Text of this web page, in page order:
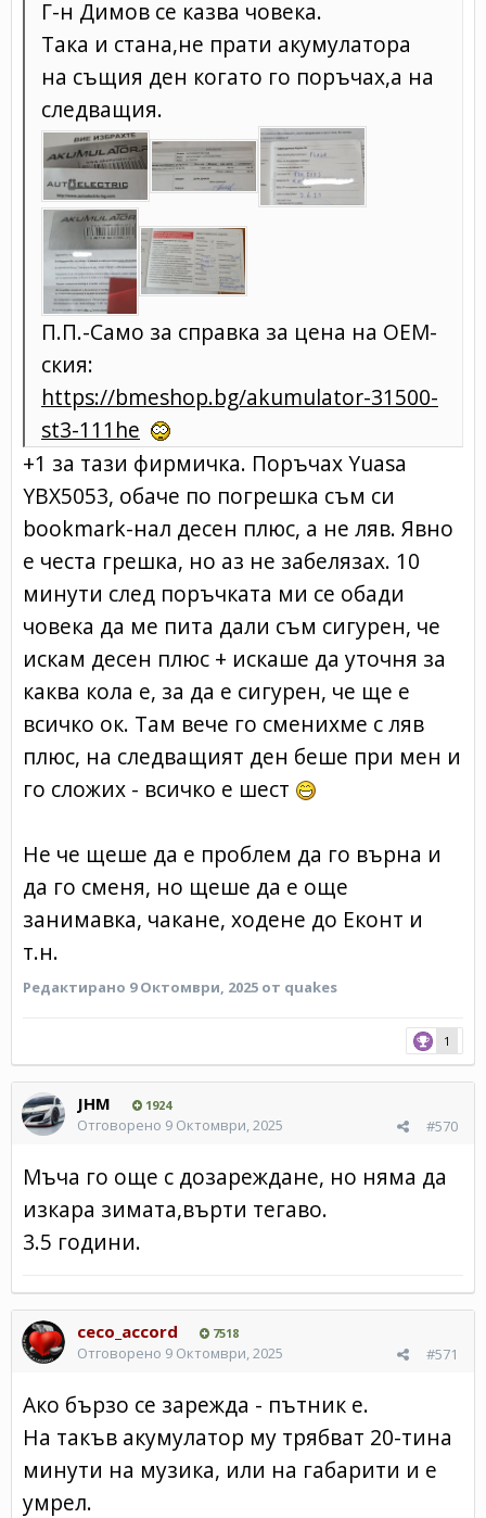
Г-н Димов се казва човека.
Така и стана,не прати акумулатора
на същия ден когато го поръчах,а на
следващия.
П.П.-Само за справка за цена на ОЕМ-
ския:
https://bmeshop.bg/akumulator-31500-
st3-111he
+1 за тази фирмичка. Поръчах Yuasa
YBX5053, обаче по погрешка съм си
bookmark-нал десен плюс, а не ляв. Явно
е честа грешка, но аз не забелязах. 10
минути след поръчката ми се обади
човека да ме пита дали съм сигурен, че
искам десен плюс + искаше да уточня за
каква кола е, за да е сигурен, че ще е
всичко ок. Там вече го сменихме с ляв
плюс, на следващият ден беше при мен и
го сложих - всичко е шест
Не че щеше да е проблем да го върна и
да го сменя, но щеше да е още
занимавка, чакане, ходене до Еконт и
т.н.
Редактирано 9 Октомври, 2025 от quakes
1
JHM 1924
#570
Отговорено 9 Октомври, 2025
Мъча го още с дозареждане, но няма да
изкара зимата,върти тегаво.
3.5 години.
ceco_accord 7518
#571
Отговорено 9 Октомври, 2025
Ако бързо се зарежда - пътник е.
На такъв акумулатор му трябват 20-тина
минути на музика, или на габарити и е
умрел.